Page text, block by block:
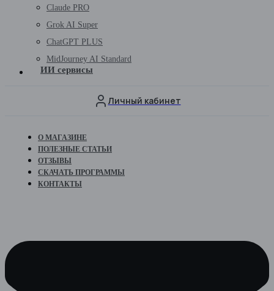
Claude PRO
Grok AI Super
ChatGPT PLUS
MidJourney AI Standard
ИИ сервисы
Личный кабинет
О МАГАЗИНЕ
ПОЛЕЗНЫЕ СТАТЬИ
ОТЗЫВЫ
СКАЧАТЬ ПРОГРАММЫ
КОНТАКТЫ